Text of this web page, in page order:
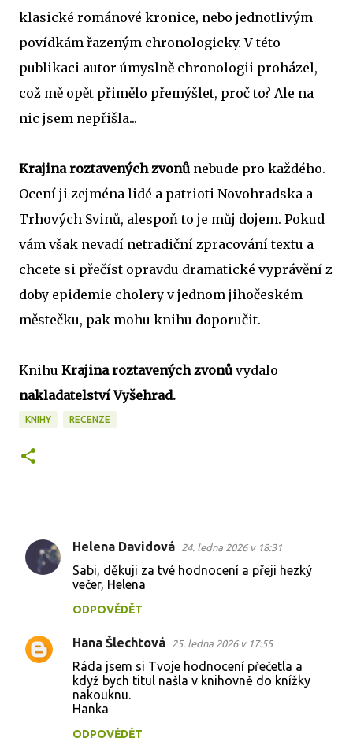
klasické románové kronice, nebo jednotlivým
povídkám řazeným chronologicky. V této
publikaci autor úmyslně chronologii proházel,
což mě opět přimělo přemýšlet, proč to? Ale na
nic jsem nepřišla...
Krajina roztavených zvonů nebude pro každého.
Ocení ji zejména lidé a patrioti Novohradska a
Trhových Svinů, alespoň to je můj dojem. Pokud
vám však nevadí netradiční zpracování textu a
chcete si přečíst opravdu dramatické vyprávění z
doby epidemie cholery v jednom jihočeském
městečku, pak mohu knihu doporučit.
Knihu Krajina roztavených zvonů vydalo
nakladatelství Vyšehrad.
KNIHY RECENZE
K
n
Helena Davidová 24. ledna 2026 v 18:31
Sabi, děkuji za tvé hodnocení a přeji hezký
večer, Helena
ODPOVĚDĚT
Hana Šlechtová 25. ledna 2026 v 17:55
Ráda jsem si Tvoje hodnocení přečetla a
když bych titul našla v knihovně do knížky
nakouknu.
Hanka
ODPOVĚDĚT